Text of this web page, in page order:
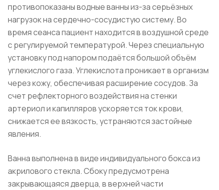
противопоказаны водные ванны из-за серьёзных
нагрузок на сердечно-сосудистую систему. Во
время сеанса пациент находится в воздушной среде
с регулируемой температурой. Через специальную
установку под напором подаётся большой объём
углекислого газа. Углекислота проникает в организм
через кожу, обеспечивая расширение сосудов. За
счет рефлекторного воздействия на стенки
артериол и капилляров ускоряется ток крови,
снижается ее вязкость, устраняются застойные
явления.
Ванна выполнена в виде индивидуального бокса из
акрилового стекла. Сбоку предусмотрена
закрывающаяся дверца, в верхней части